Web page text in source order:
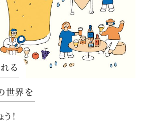
る
世界を
！